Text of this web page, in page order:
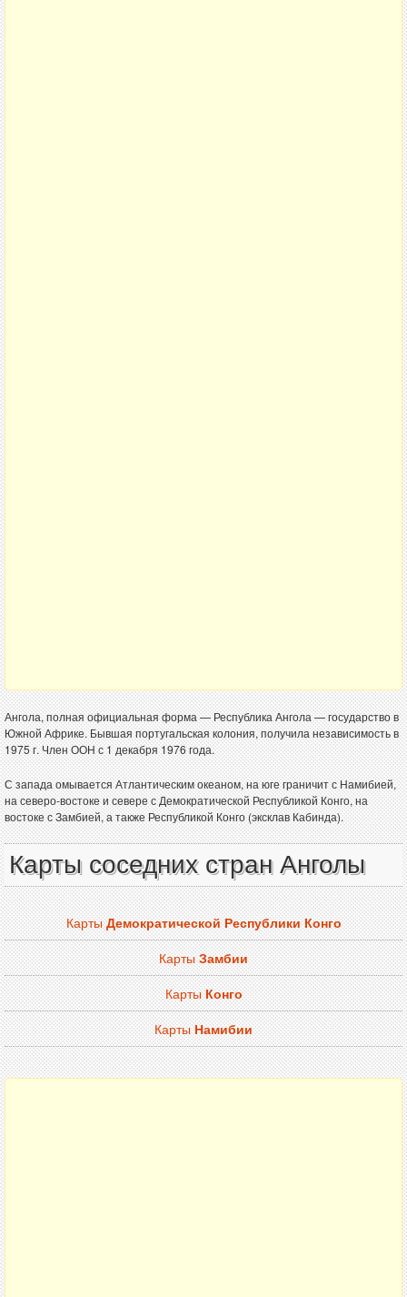
Ангола, полная официальная форма — Республика Ангола — государство в
Южной Африке. Бывшая португальская колония, получила независимость в
1975 г. Член ООН с 1 декабря 1976 года.
С запада омывается Атлантическим океаном, на юге граничит с Намибией,
на северо-востоке и севере с Демократической Республикой Конго, на
востоке с Замбией, а также Республикой Конго (эксклав Кабинда).
Карты соседних стран Анголы
КартыДемократической Республики Конго
КартыЗамбии
КартыКонго
КартыНамибии